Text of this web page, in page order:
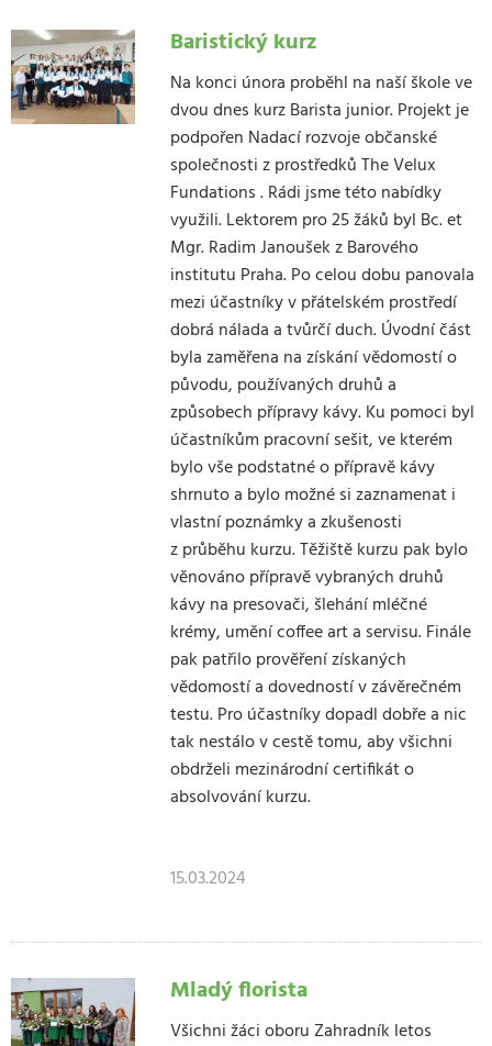
Baristický kurz
Na konci února proběhl na naší škole ve
dvou dnes kurz Barista junior. Projekt je
podpořen Nadací rozvoje občanské
společnosti z prostředků The Velux
Fundations . Rádi jsme této nabídky
využili. Lektorem pro 25 žáků byl Bc. et
Mgr. Radim Janoušek z Barového
institutu Praha. Po celou dobu panovala
mezi účastníky v přátelském prostředí
dobrá nálada a tvůrčí duch. Úvodní část
byla zaměřena na získání vědomostí o
původu, používaných druhů a
způsobech přípravy kávy. Ku pomoci byl
účastníkům pracovní sešit, ve kterém
bylo vše podstatné o přípravě kávy
shrnuto a bylo možné si zaznamenat i
vlastní poznámky a zkušenosti
z průběhu kurzu. Těžiště kurzu pak bylo
věnováno přípravě vybraných druhů
kávy na presovači, šlehání mléčné
krémy, umění coffee art a servisu. Finále
pak patřilo prověření získaných
vědomostí a dovedností v závěrečném
testu. Pro účastníky dopadl dobře a nic
tak nestálo v cestě tomu, aby všichni
obdrželi mezinárodní certifikát o
absolvování kurzu.
15.03.2024
Mladý florista
Všichni žáci oboru Zahradník letos